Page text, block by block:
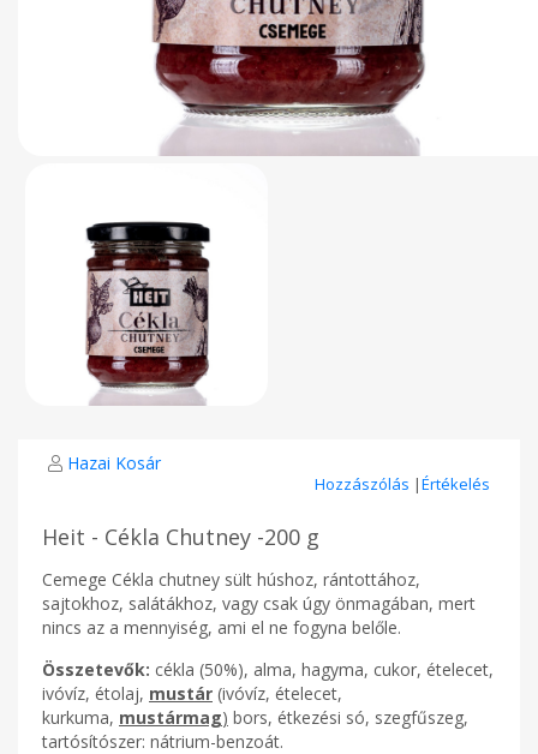
Hazai Kosár
Hozzászólás |Értékelés
Heit - Cékla Chutney -200 g
Cemege Cékla chutney sült húshoz, rántottához,
sajtokhoz, salátákhoz, vagy csak úgy önmagában, mert
nincs az a mennyiség, ami el ne fogyna belőle.
Összetevők: cékla (50%), alma, hagyma, cukor, ételecet,
ivóvíz, étolaj, mustár (ivóvíz, ételecet,
kurkuma, mustármag) bors, étkezési só, szegfűszeg,
tartósítószer: nátrium-benzoát.